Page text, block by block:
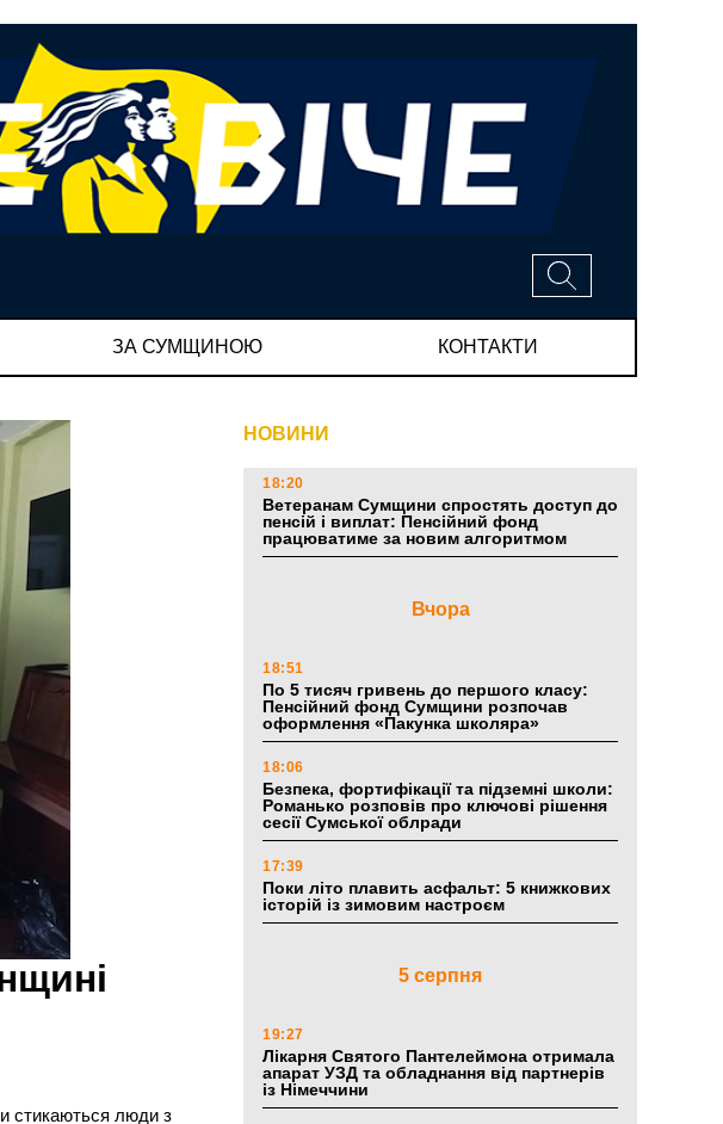
ЗА СУМЩИНОЮ КОНТАКТИ
стикаються люди з
НОВИНИ
18:20
Ветеранам Сумщини спростять доступ до
пенсій і виплат: Пенсійний фонд
працюватиме за новим алгоритмом
Вчора
18:51
По 5 тисяч гривень до першого класу:
Пенсійний фонд Сумщини розпочав
оформлення «Пакунка школяра»
18:06
Безпека, фортифікації та підземні школи:
Романько розповів про ключові рішення
сесії Сумської облради
17:39
Поки літо плавить асфальт: 5 книжкових
історій із зимовим настроєм
5 серпня
19:27
Лікарня Святого Пантелеймона отримала
апарат УЗД та обладнання від партнерів
із Німеччини